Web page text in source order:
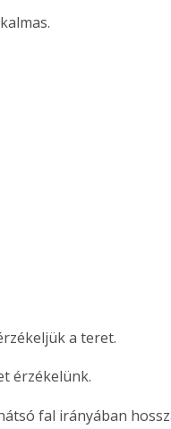
a
a teret.
érzékelünk.
fal irányában